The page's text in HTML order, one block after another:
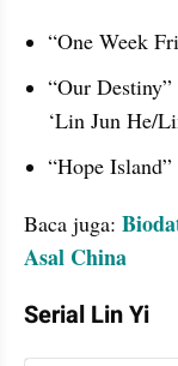
“One Week
“Our
‘Lin Jun He/
“Hope
Baca juga:
Asal China
Serial Lin Yi